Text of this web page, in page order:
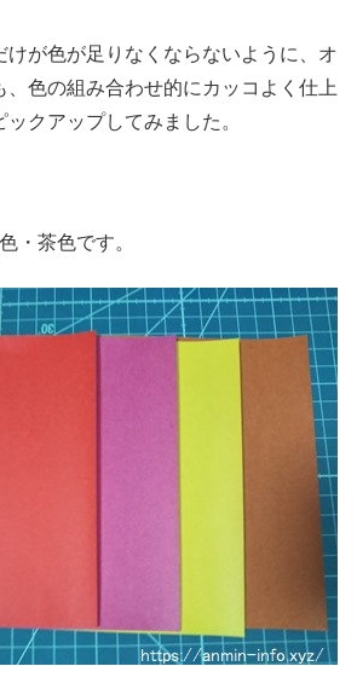
けが色が足りなくならないように、オ
、色の組み合わせ的にカッコよく仕上
クアップしてみました。
・茶色です。